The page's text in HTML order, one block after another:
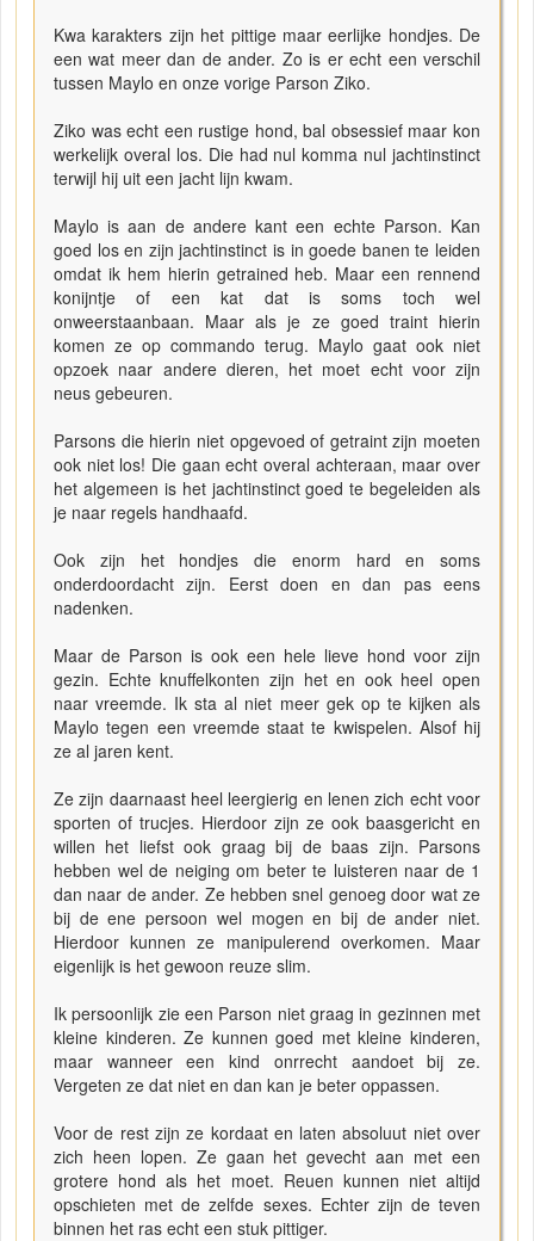
Kwa karakters zijn het pittige maar eerlijke hondjes. De
een wat meer dan de ander. Zo is er echt een verschil
tussen Maylo en onze vorige Parson Ziko.
Ziko was echt een rustige hond, bal obsessief maar kon
werkelijk overal los. Die had nul komma nul jachtinstinct
terwijl hij uit een jacht lijn kwam.
Maylo is aan de andere kant een echte Parson. Kan
goed los en zijn jachtinstinct is in goede banen te leiden
omdat ik hem hierin getrained heb. Maar een rennend
konijntje of een kat dat is soms toch wel
onweerstaanbaan. Maar als je ze goed traint hierin
komen ze op commando terug. Maylo gaat ook niet
opzoek naar andere dieren, het moet echt voor zijn
neus gebeuren.
Parsons die hierin niet opgevoed of getraint zijn moeten
ook niet los! Die gaan echt overal achteraan, maar over
het algemeen is het jachtinstinct goed te begeleiden als
je naar regels handhaafd.
Ook zijn het hondjes die enorm hard en soms
onderdoordacht zijn. Eerst doen en dan pas eens
nadenken.
Maar de Parson is ook een hele lieve hond voor zijn
gezin. Echte knuffelkonten zijn het en ook heel open
naar vreemde. Ik sta al niet meer gek op te kijken als
Maylo tegen een vreemde staat te kwispelen. Alsof hij
ze al jaren kent.
Ze zijn daarnaast heel leergierig en lenen zich echt voor
sporten of trucjes. Hierdoor zijn ze ook baasgericht en
willen het liefst ook graag bij de baas zijn. Parsons
hebben wel de neiging om beter te luisteren naar de 1
dan naar de ander. Ze hebben snel genoeg door wat ze
bij de ene persoon wel mogen en bij de ander niet.
Hierdoor kunnen ze manipulerend overkomen. Maar
eigenlijk is het gewoon reuze slim.
Ik persoonlijk zie een Parson niet graag in gezinnen met
kleine kinderen. Ze kunnen goed met kleine kinderen,
maar wanneer een kind onrrecht aandoet bij ze.
Vergeten ze dat niet en dan kan je beter oppassen.
Voor de rest zijn ze kordaat en laten absoluut niet over
zich heen lopen. Ze gaan het gevecht aan met een
grotere hond als het moet. Reuen kunnen niet altijd
opschieten met de zelfde sexes. Echter zijn de teven
binnen het ras echt een stuk pittiger.